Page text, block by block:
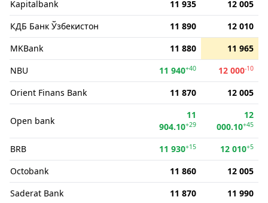
Kapitalbank 11 935
12 005
КДБ Банк Ўзбекистон
11 890
12 010
MKBank
11 880
11 965
NBU
11 940+40 12 000-10
Orient Finans Bank 11 870 12 005
Open bank
11
904.10+29
12
000.10+45
BRB 11 930+15 12 010+5
Octobank 11 860
12 005
Saderat Bank
11 870
11 990